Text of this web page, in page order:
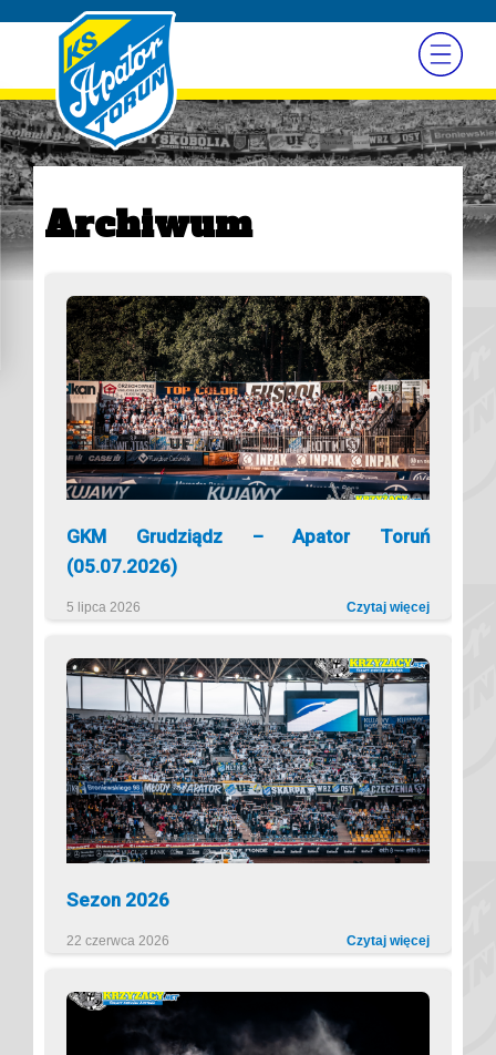
Archiwum
GKM Grudziądz – Apator Toruń
(05.07.2026)
5 lipca 2026 Czytaj więcej
Sezon 2026
22 czerwca 2026 Czytaj więcej